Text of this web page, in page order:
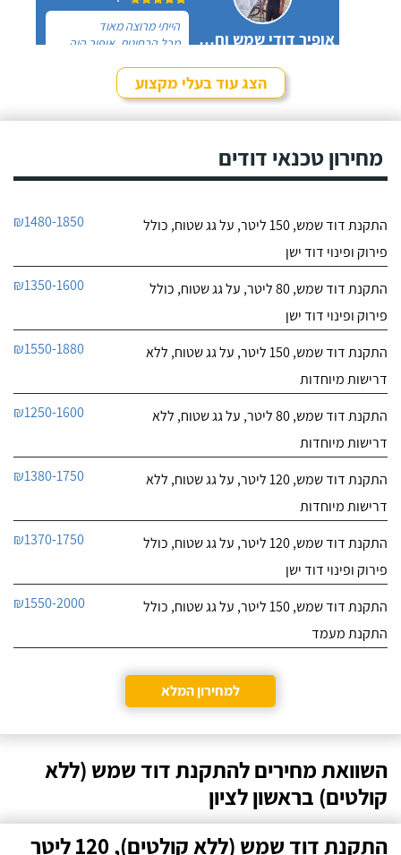
אופיר דודי שמש וחשמל
הייתי מרוצה מאוד
מכל הבחינות, אופיר היה
לראות את המיקום של
ההתקנה, המחיר היה הוגן
היה לארג' והשאיר נקי
חייג עכשיו
שביט דודי שמש וחשמל בע"מ
לפרטי העסק
דודי שמש" שירות טוב,
חייג עכשיו
הצג עוד בעלי מקצוע
מחירון טכנאי דודים
התקנת דוד שמש, 150 ליטר, על גג שטוח, כולל
פירוק ופינוי דוד ישן
₪1480-1850
התקנת דוד שמש, 80 ליטר, על גג שטוח, כולל
פירוק ופינוי דוד ישן
₪1350-1600
התקנת דוד שמש, 150 ליטר, על גג שטוח, ללא
דרישות מיוחדות
₪1550-1880
התקנת דוד שמש, 80 ליטר, על גג שטוח, ללא
דרישות מיוחדות
₪1250-1600
התקנת דוד שמש, 120 ליטר, על גג שטוח, ללא
דרישות מיוחדות
₪1380-1750
התקנת דוד שמש, 120 ליטר, על גג שטוח, כולל
פירוק ופינוי דוד ישן
₪1370-1750
התקנת דוד שמש, 150 ליטר, על גג שטוח, כולל
התקנת מעמד
₪1550-2000
למחירון המלא
השוואת מחירים להתקנת דוד שמש (ללא
קולטים) בראשון לציון
התקנת דוד שמש (ללא קולטים), 120 ליטר